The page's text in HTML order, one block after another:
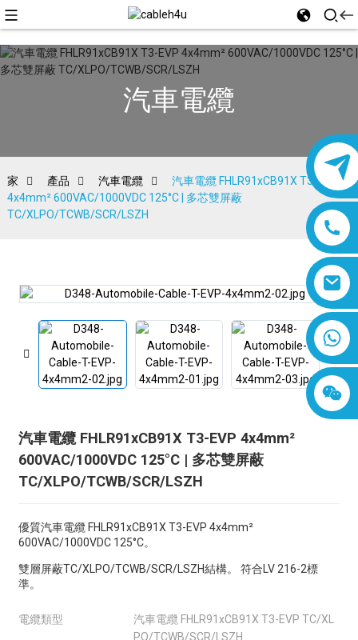
8618019377761
汽車電纜
家 產品 汽車電纜
汽車電纜 FHLR91xCB91X T3-EVP
4x4mm² 600VAC/1000VDC 125°C | 多芯雙屏蔽
TC/XLPO/TCWB/SCR/LSZH
汽車電纜 FHLR91xCB91X T3-EVP 4x4mm²
600VAC/1000VDC 125°C | 多芯雙屏蔽
TC/XLPO/TCWB/SCR/LSZH
優質汽車電纜 FHLR91xCB91X T3-EVP 4x4mm²
600VAC/1000VDC 125°C。
雙層屏蔽TC/XLPO/TCWB/SCR/LSZH結構。 符合LV 216-2標
準。
電纜類型
汽車電纜 FHLR91xCB91X T3-EVP TC/XL
PO/TCWB/SCR/LSZH